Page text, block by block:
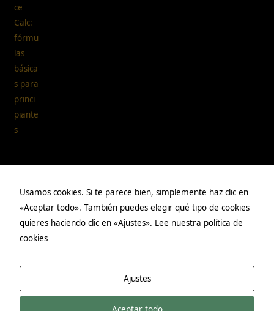
Páginas
Aviso legal
Política de privacidad
Usamos cookies. Si te parece bien, simplemente haz clic en
«Aceptar todo». También puedes elegir qué tipo de cookies
quieres haciendo clic en «Ajustes». Lee nuestra política de
cookies
Ajustes